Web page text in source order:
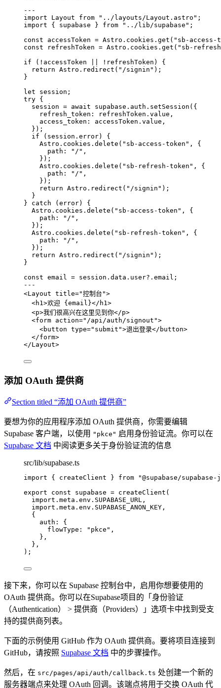
---
import Layout from " ../layouts/Layout.astro " ;
import { supabase } from " ../lib/supabase " ;
const accessToken = Astro . cookies . get ( " sb-access-
const
refreshToken = Astro . cookies . get ( " sb-
if ( ! accessToken ! refreshToken) {
return Astro . redirect ( " /signin " );
}
let session;
try {
session = await supabase . auth . setSession ({
refresh_token: refreshToken . value ,
access_token: accessToken . value ,
});
if (session . error) {
Astro . cookies . delete ( " sb-access-token " , {
path:
" / " ,
});
Astro . cookies . delete ( " sb-refresh-token " , {
path:
" / " ,
});
return Astro . redirect ( " /signin " );
}
} catch (error) {
Astro . cookies . delete ( " sb-access-token " , {
path:
" / " ,
});
Astro . cookies . delete ( " sb-refresh-token " , {
path:
" / " ,
});
return Astro . redirect ( " /signin " );
}
const email = session . data . user?. email ;
---
<Layout title="控制台 ">
<h1 >欢迎 { email }</ h1 >
<p>我们很高兴在这里见到你</p>
<form action=" /api/auth/signout ">
<button type=" submit ">退出登录</ button>
</form>
</Layout>
添加 OAuth 提供商
Section titled “添加 OAuth 提供商”
要想为你的应用程序添加 OAuth 提供商，你需要编辑
Supabase 客户端，以使用 "pkce" 启用身份验证流。你可以在
Supabase 文档 中阅读更多关于身份验证流的信息
src/lib/supabase.ts
import { createClient } from "@supabase/supabase-
export const supabase = createClient (
import. meta . env . SUPABASE_URL ,
import. meta . env . SUPABASE_ANON_KEY ,
{
auth: {
flowType:
" pkce " ,
},
},
);
接下来，你可以在 Supabase 控制台中，启用你想要使用的
OAuth 提供商。你可以在Supabase项目的「身份验证
（Authentication） > 提供商（Providers）」选项卡中找到受支
持的提供商列表。
下面的示例使用 GitHub 作为 OAuth 提供商。要将项目连接到
GitHub，请按照 Supabase 文档 中的步骤操作。
然后，在 src/pages/api/auth/callback.ts 处创建一个新的
服务器端点来处理 OAuth 回调。该端点将用于交换 OAuth 代